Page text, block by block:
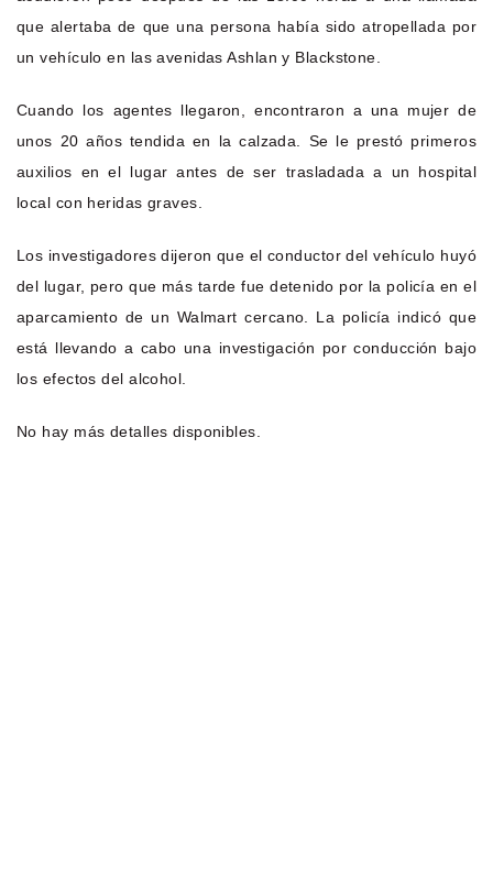
que alertaba de que una persona había sido atropellada por
un vehículo en las avenidas Ashlan y Blackstone.
Cuando los agentes llegaron, encontraron a una mujer de
unos 20 años tendida en la calzada. Se le prestó primeros
auxilios en el lugar antes de ser trasladada a un hospital
local con heridas graves.
Los investigadores dijeron que el conductor del vehículo huyó
del lugar, pero que más tarde fue detenido por la policía en el
aparcamiento de un Walmart cercano. La policía indicó que
está llevando a cabo una investigación por conducción bajo
los efectos del alcohol.
No hay más detalles disponibles.